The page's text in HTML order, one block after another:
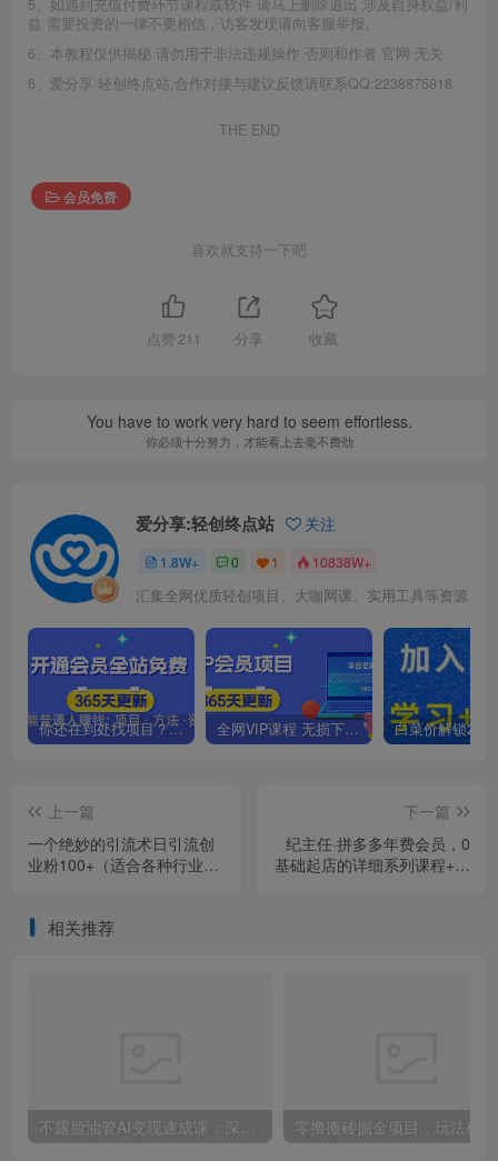
5、如遇到充值付费环节课程或软件 请马上删除退出 涉及自身权益/利
益 需要投资的一律不要相信，访客发现请向客服举报。
6、本教程仅供揭秘 请勿用于非法违规操作 否则和作者 官网 无关
6、爱分享·轻创终点站,合作对接与建议反馈请联系QQ:2238875818
THE END
会员免费
喜欢就支持一下吧
点赞 211 分享 收藏
You have to work very hard to seem effortless.
你必须十分努力，才能看上去毫不费劲
爱分享:轻创终点站 关注
1.8W+ 0 1 10838W+
汇集全网优质轻创项目、大咖网课、实用工具等资源
你还在到处找项目？还在当韭菜？我靠卖项目一个月收入5万+，曾经我也是个失败者。 全网VIP课程 无损下载~.~
上一篇
一个绝妙的引流术日引流创
业粉100+（适合各种行业）
下一篇
纪主任·拼多多年费会员，0
基础起店的详细系列课程+当
相关推荐
不露脸油管AI变现速成课：深挖高CPM盈利领域，零出镜打造YouTube稳定收益账号